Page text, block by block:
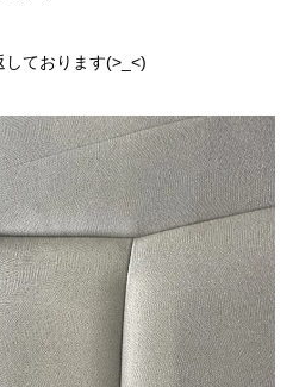
しております(>_<)